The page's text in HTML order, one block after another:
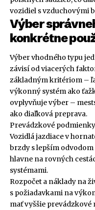
vozidiel s vzduchovými
Výber
konkrétne
Výber vhodného typu
závisí od viacerých
základným kritériom –
výkonný systém ako
ovplyvňuje výber –
ako diaľková preprava.
Prevádzkové
Vozidlá jazdiace v
brzdy s lepším
hlavne na rovných
systémami.
Rozpočet a náklady na
s požiadavkami na
mať vyššie prevádzkové